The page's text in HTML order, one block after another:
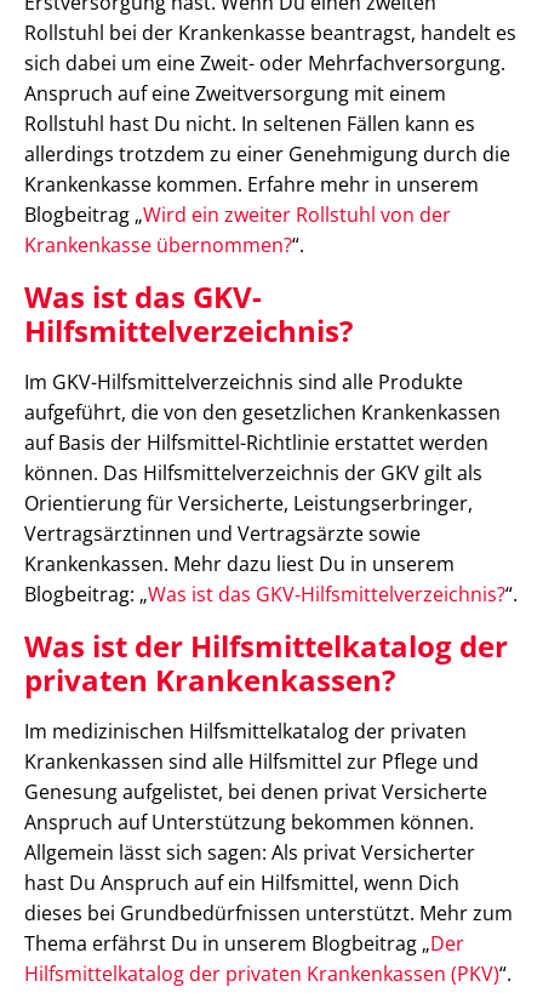
Rollstuhl bei der Krankenkasse beantragst, handelt es
sich dabei um eine Zweit- oder Mehrfachversorgung.
Anspruch auf eine Zweitversorgung mit einem
Rollstuhl hast Du nicht. In seltenen Fällen kann es
allerdings trotzdem zu einer Genehmigung durch die
Krankenkasse kommen. Erfahre mehr in unserem
Blogbeitrag „Wird ein zweiter Rollstuhl von der
Krankenkasse übernommen?“.
Was ist das GKV-
Hilfsmittelverzeichnis?
Im GKV-Hilfsmittelverzeichnis sind alle Produkte
aufgeführt, die von den gesetzlichen Krankenkassen
auf Basis der Hilfsmittel-Richtlinie erstattet werden
können. Das Hilfsmittelverzeichnis der GKV gilt als
Orientierung für Versicherte, Leistungserbringer,
Vertragsärztinnen und Vertragsärzte sowie
Krankenkassen. Mehr dazu liest Du in unserem
Blogbeitrag: „Was ist das GKV-Hilfsmittelverzeichnis?“.
Was ist der Hilfsmittelkatalog der
privaten Krankenkassen?
Im medizinischen Hilfsmittelkatalog der privaten
Krankenkassen sind alle Hilfsmittel zur Pflege und
Genesung aufgelistet, bei denen privat Versicherte
Anspruch auf Unterstützung bekommen können.
Allgemein lässt sich sagen: Als privat Versicherter
hast Du Anspruch auf ein Hilfsmittel, wenn Dich
dieses bei Grundbedürfnissen unterstützt. Mehr zum
Thema erfährst Du in unserem Blogbeitrag „Der
Hilfsmittelkatalog der privaten Krankenkassen (PKV)“.